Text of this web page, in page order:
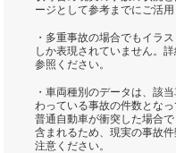
ージとして参考までにご活用
・多重事故の場合でもイラ
しか表現されていません。
参照ください。
・車両種別のデータは、該
わっている事故の件数とな
普通自動車が衝突した場合
含まれるため、現実の事故
注意ください。